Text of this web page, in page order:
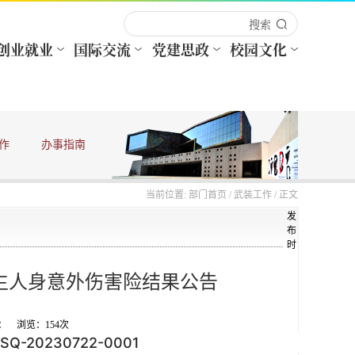
办事指南
当前位置: 部门首页 / 武装工作 / 正文
人身意外伤害险结果公告
发
布
时
浏览： 154次
20230722-0001